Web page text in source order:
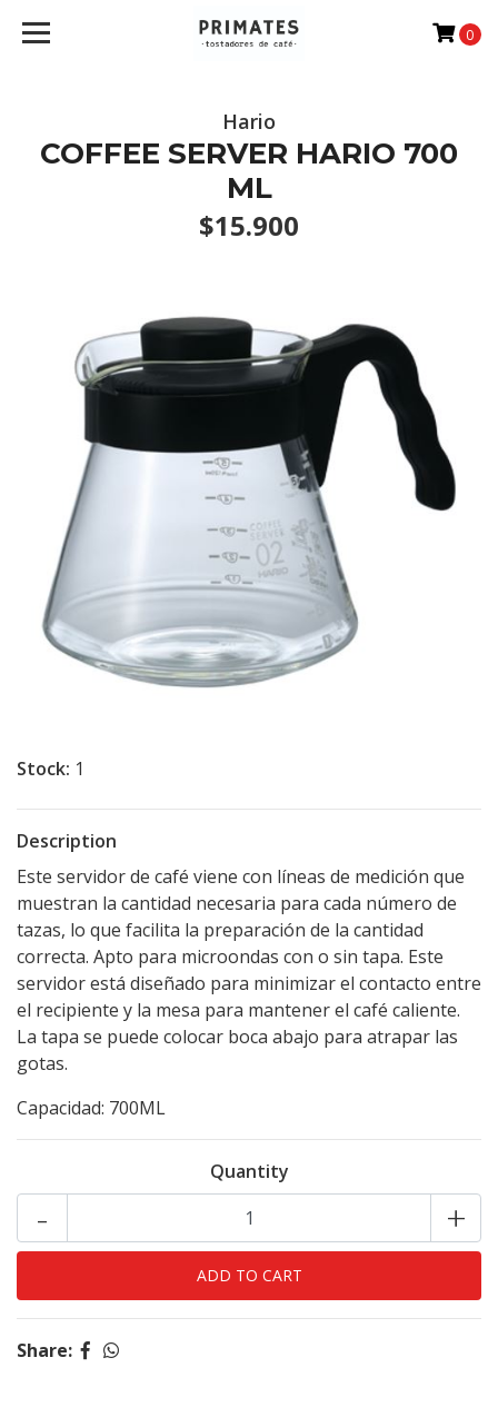
0
Hario
COFFEE SERVER HARIO 700
ML
$15.900
Stock: 1
Description
Este servidor de café viene con líneas de medición que
muestran la cantidad necesaria para cada número de
tazas, lo que facilita la preparación de la cantidad
correcta. Apto para microondas con o sin tapa. Este
servidor está diseñado para minimizar el contacto entre
el recipiente y la mesa para mantener el café caliente.
La tapa se puede colocar boca abajo para atrapar las
gotas.
Capacidad: 700ML
Quantity
+
-
Share: